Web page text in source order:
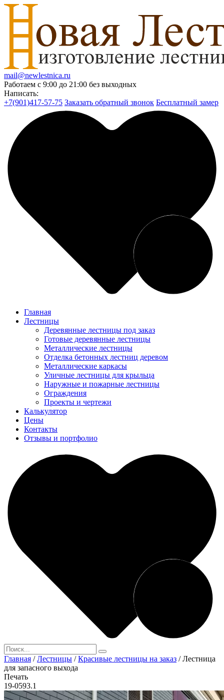
mail@newlestnica.ru
Работаем с 9:00 до 21:00 без выходных
Написать:
+7(901)417-57-75 Заказать обратный звонок Бесплатный замер
Главная
Лестницы
Деревянные лестницы под заказ
Готовые деревянные лестницы
Металлические лестницы
Отделка бетонных лестниц деревом
Металлические каркасы
Уличные лестницы для крыльца
Наружные и пожарные лестницы
Ограждения
Проекты и чертежи
Калькулятор
Цены
Контакты
Отзывы и портфолио
Главная /Лестницы /Красивые лестницы на заказ /Лестница
для запасного выхода
Печать
19-0593.1